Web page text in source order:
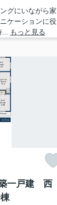
グにいながら家
ケーションに役
もっと見る
一戸建 西